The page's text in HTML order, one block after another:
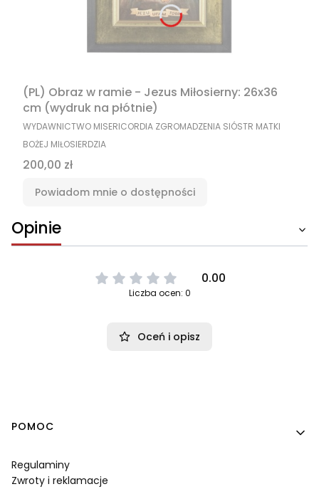
(PL) Obraz w ramie - Jezus Miłosierny: 26x36
cm (wydruk na płótnie)
PRODUCENT
WYDAWNICTWO MISERICORDIA ZGROMADZENIA SIÓSTR MATKI
BOŻEJ MIŁOSIERDZIA
Cena
200,00 zł
Powiadom mnie o dostępności
Opinie
0.00
Liczba ocen: 0
Oceń i opisz
Linki w stopce
POMOC
Regulaminy
Zwroty i reklamacje